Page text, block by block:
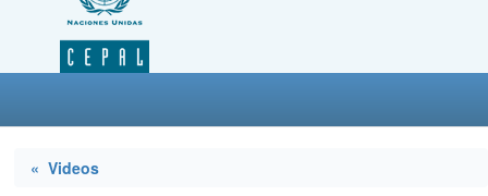
« Videos